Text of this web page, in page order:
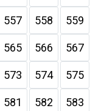
557 558 559
565 566 567
573 574 575
581 582 583